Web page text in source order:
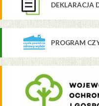
DEKLARACJA
PROGRAM